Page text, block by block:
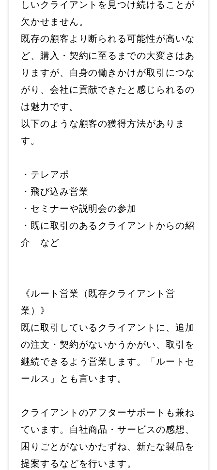
しいクライアントを見つけ続けることが
欠かせません。
既存の顧客より断られる可能性が高いな
ど、購入・契約に至るまでの大変さはあ
りますが、自身の働きかけが取引につな
がり、会社に貢献できたと感じられるの
は魅力です。
以下のような顧客の獲得方法がありま
す。
・テレアポ
・飛び込み営業
・セミナーや説明会の参加
・既に取引のあるクライアントからの紹
介 など
《ルート営業（既存クライアント営
業）》
既に取引しているクライアントに、追加
の注文・契約がないかうかがい、取引を
継続できるよう営業します。「ルートセ
ールス」とも言います。
クライアントのアフターサポートも兼ね
ています。自社商品・サービスの感想、
困りごとがないかたずね、新たな製品を
提案するなどを行います。